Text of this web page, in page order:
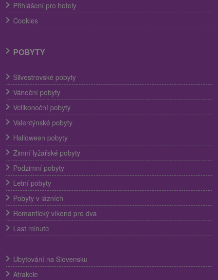
Přihlášení pro hotely
Cookies
POBYTY
Silvestrovské pobyty
Vánoční pobyty
Velikonoční pobyty
Valentýnské pobyty
Halloween pobyty
Zimní lyžařské pobyty
Podzimní pobyty
Letní pobyty
Pobyty v lázních
Romantický víkend pro dva
Last minute
Ubytování na Slovensku
Atrakcie